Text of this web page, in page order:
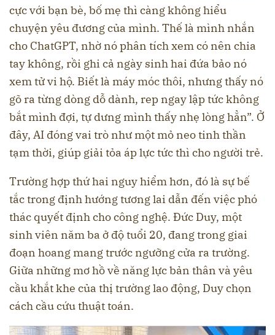
cực với bạn bè, bố mẹ thì càng không hiểu
chuyện yêu đương của mình. Thế là mình nhắn
cho ChatGPT, nhờ nó phân tích xem có nên chia
tay không, rồi ghi cả ngày sinh hai đứa bảo nó
xem tử vi hộ. Biết là máy móc thôi, nhưng thấy nó
gõ ra từng dòng dỗ dành, rep ngay lập tức không
bắt mình đợi, tự dưng mình thấy nhẹ lòng hẳn”. Ở
đây, AI đóng vai trò như một mỏ neo tinh thần
tạm thời, giúp giải tỏa áp lực tức thì cho người trẻ.
Trường hợp thứ hai nguy hiểm hơn, đó là sự bế
tắc trong định hướng tương lai dẫn đến việc phó
thác quyết định cho công nghệ. Đức Duy, một
sinh viên năm ba ở độ tuổi 20, đang trong giai
đoạn hoang mang trước ngưỡng cửa ra trường.
Giữa những mơ hồ về năng lực bản thân và yêu
cầu khắt khe của thị trường lao động, Duy chọn
cách cầu cứu thuật toán.